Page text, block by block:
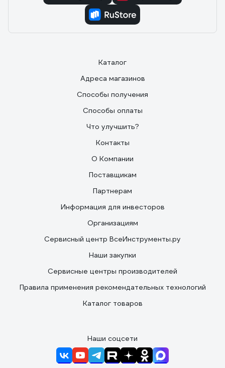
Каталог
Адреса магазинов
Способы получения
Способы оплаты
Что улучшить?
Контакты
О Компании
Поставщикам
Партнерам
Информация для инвесторов
Организациям
Сервисный центр ВсеИнструменты.ру
Наши закупки
Сервисные центры производителей
Правила применения рекомендательных технологий
Каталог товаров
Наши соцсети